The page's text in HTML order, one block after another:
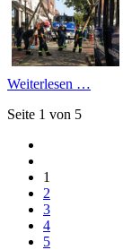
Weiterlesen …
Seite 1 von 5
1
2
3
4
5